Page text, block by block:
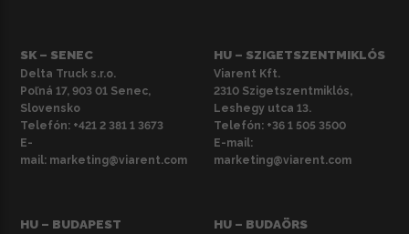
SK – SENEC
Delta Truck s.r.o.
Poľná 17, 903 01 Senec,
Slovensko
Telefón: +421 2 381 1 3673
E-
mail: marketing@viarent.com
HU – SZIGETSZENTMIKLÓS
Viarent Kft.
2310 Szigetszentmiklós,
Leshegy utca 13.
Telefón: +36 1 505 3500
E-mail:
marketing@viarent.com
HU – BUDAPEST HU – BUDAÖRS